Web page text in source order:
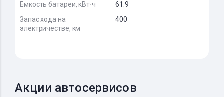
Емкость батареи, кВт⋅ч
61.9
Запас хода на
электричестве, км
400
Акции автосервисов